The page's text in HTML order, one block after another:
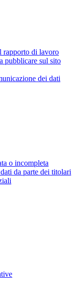
rapporto di lavoro
pubblicare sul sito
dei dati
o incompleta
da parte dei titolari